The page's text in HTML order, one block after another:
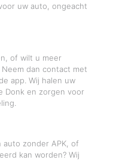
uw auto, ongeacht
of wilt u meer
dan contact met
app. Wij halen uw
Donk en zorgen voor
zonder APK, of
kan worden? Wij